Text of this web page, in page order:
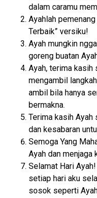
dalam caramu
Ayahlah
Terbaik” versiku!
Ayah mungkin
goreng buatan
Ayah, terima kasih
mengambil
ambil bila hanya
bermakna.
Terima kasih Ayah
dan kesabaran
Semoga Yang
Ayah dan menjaga
Selamat Hari
setiap hari aku
sosok seperti